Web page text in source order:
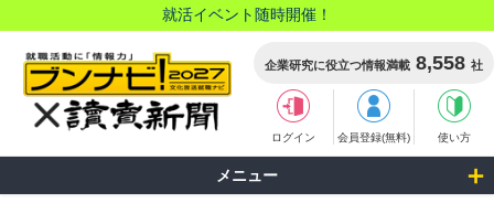
就活イベント随時開催！
企業研究に役立つ情報満載 8,558 社
ログイン 会員登録(無料) 使い方
メニュー